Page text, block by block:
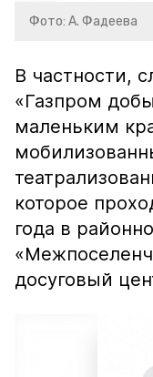
Фото: А. Фадеева
В частности,
«Газпром
маленьким
которое
года в
досуговый